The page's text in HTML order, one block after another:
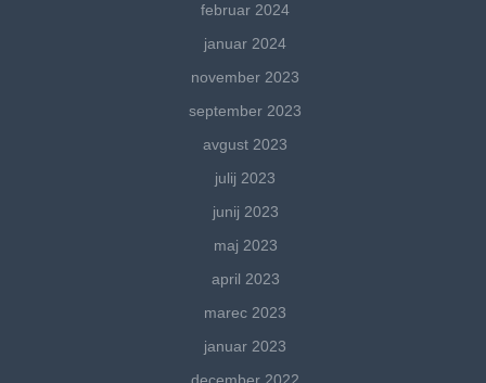
februar 2024
januar 2024
november 2023
september 2023
avgust 2023
julij 2023
junij 2023
maj 2023
april 2023
marec 2023
januar 2023